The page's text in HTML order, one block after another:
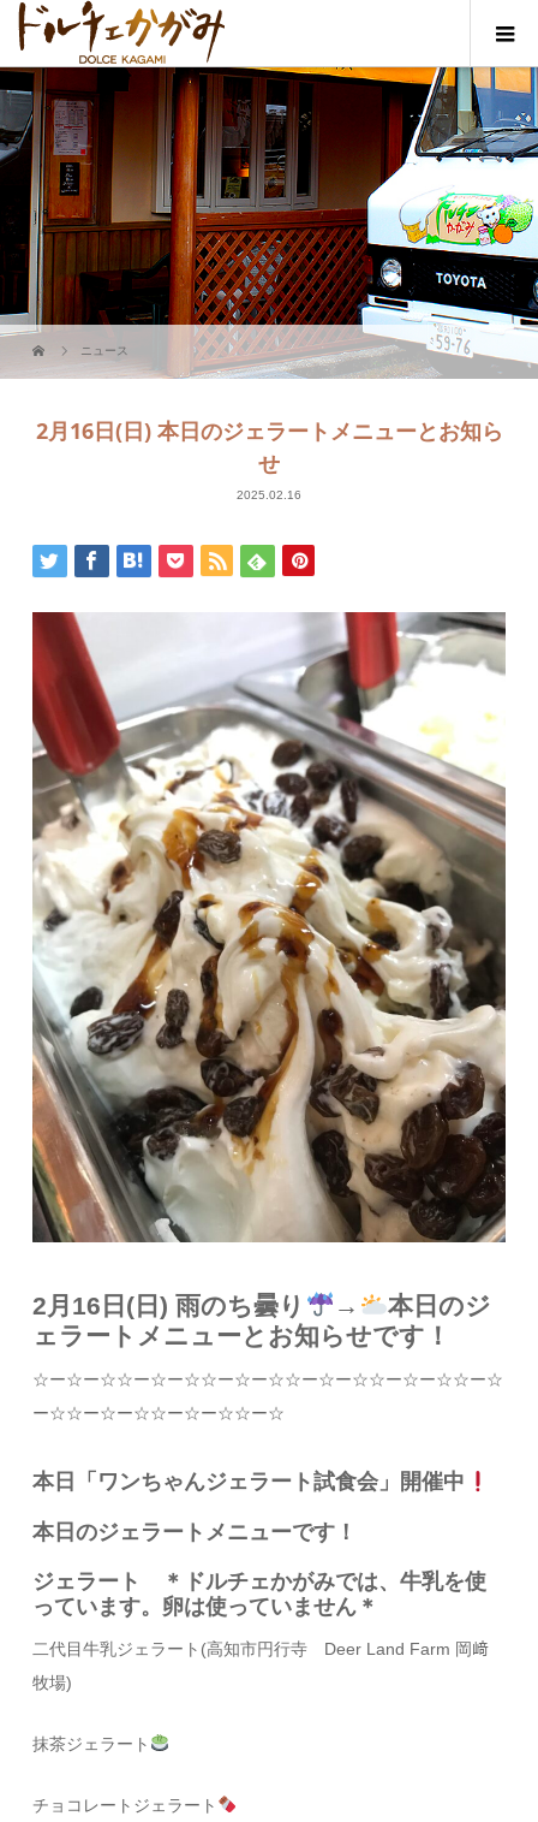
ニュース
2月16日(日) 本日のジェラートメニューとお知ら
せ
2025.02.16
2月16日(日) 雨のち曇り →
本日のジ
ェラートメニューとお知らせです！
☆ー☆ー☆☆ー☆ー☆☆ー☆ー☆☆ー☆ー☆☆ー☆ー☆☆ー☆
ー☆☆ー☆ー☆☆ー☆ー☆☆ー☆
本日「ワンちゃんジェラート試食会」開催中
本日のジェラートメニューです！
ジェラート ＊ドルチェかがみでは、牛乳を使
っています。卵は使っていません＊
二代目牛乳ジェラート (高知市円行寺 Deer Land Farm 岡﨑
牧場)
抹茶ジェラート
チョコレート ジェラート